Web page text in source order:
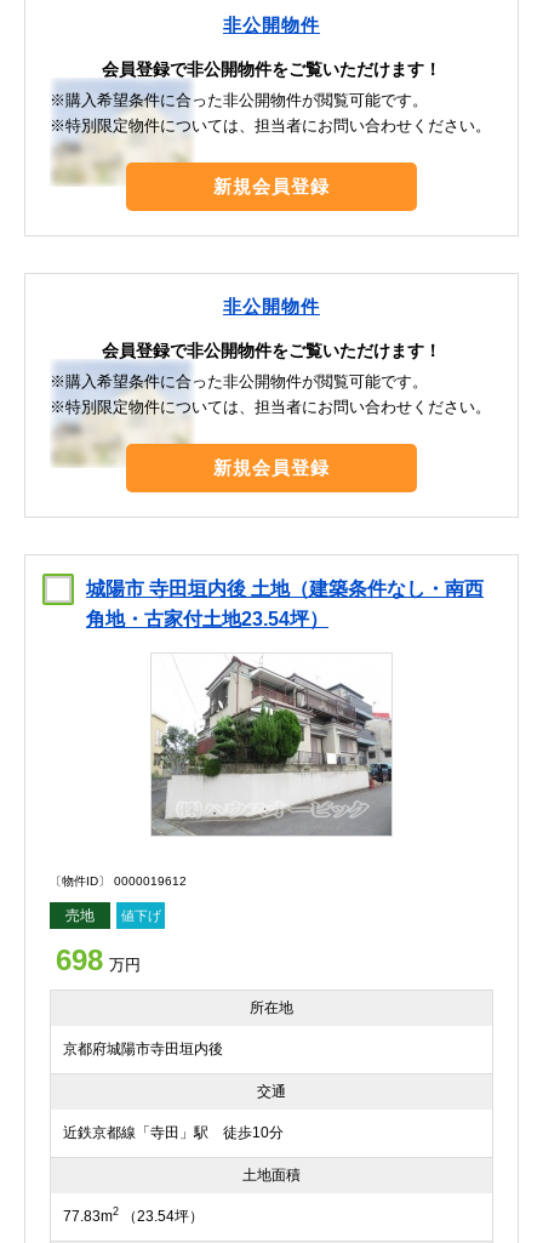
非公開物件
会員登録で非公開物件をご覧いただけます！
※購入希望条件に合った非公開物件が閲覧可能です。
※特別限定物件については、担当者にお問い合わせください。
新規会員登録
非公開物件
会員登録で非公開物件をご覧いただけます！
※購入希望条件に合った非公開物件が閲覧可能です。
※特別限定物件については、担当者にお問い合わせください。
新規会員登録
城陽市 寺田垣内後 土地（建築条件なし・南西
角地・古家付土地23.54坪）
〔物件ID〕 0000019612
売地 値下げ
698 万円
所在地
京都府城陽市寺田垣内後
交通
近鉄京都線「寺田」駅 徒歩10分
土地面積
77.83m2 （23.54坪）